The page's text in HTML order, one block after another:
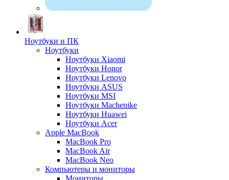
Ноутбуки и ПК
Ноутбуки
Ноутбуки Xiaomi
Ноутбуки Honor
Ноутбуки Lenovo
Ноутбуки ASUS
Ноутбуки MSI
Ноутбуки Machenike
Ноутбуки Huawei
Ноутбуки Acer
Apple MacBook
MacBook Pro
MacBook Air
MacBook Neo
Компьютеры и мониторы
Мониторы